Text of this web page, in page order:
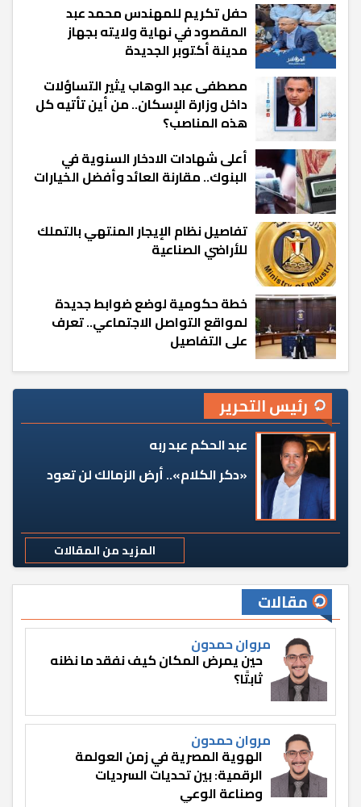
حفل تكريم للمهندس محمد عبد
المقصود في نهاية ولايته بجهاز
مدينة أكتوبر الجديدة
مصطفى عبد الوهاب يثير التساؤلات
داخل وزارة الإسكان.. من أين تأتيه كل
هذه المناصب؟
أعلى شهادات الادخار السنوية في
البنوك.. مقارنة العائد وأفضل الخيارات
تفاصيل نظام الإيجار المنتهي بالتملك
للأراضي الصناعية
خطة حكومية لوضع ضوابط جديدة
لمواقع التواصل الاجتماعي.. تعرف
على التفاصيل
رئيس التحرير
عبد الحكم عبد ربه
«دكر الكلام».. أرض الزمالك لن تعود
المزيد من المقالات
مقالات
مروان حمدون
حين يمرض المكان كيف نفقد ما نظنه
ثابتًا؟
مروان حمدون
الهوية المصرية في زمن العولمة
الرقمية: بين تحديات السرديات
وصناعة الوعي